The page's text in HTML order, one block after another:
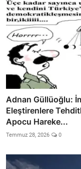
Adnan Güllüoğlu:
Eleştirenlere
Apocu Hareke...
Temmuz 28, 2026 0